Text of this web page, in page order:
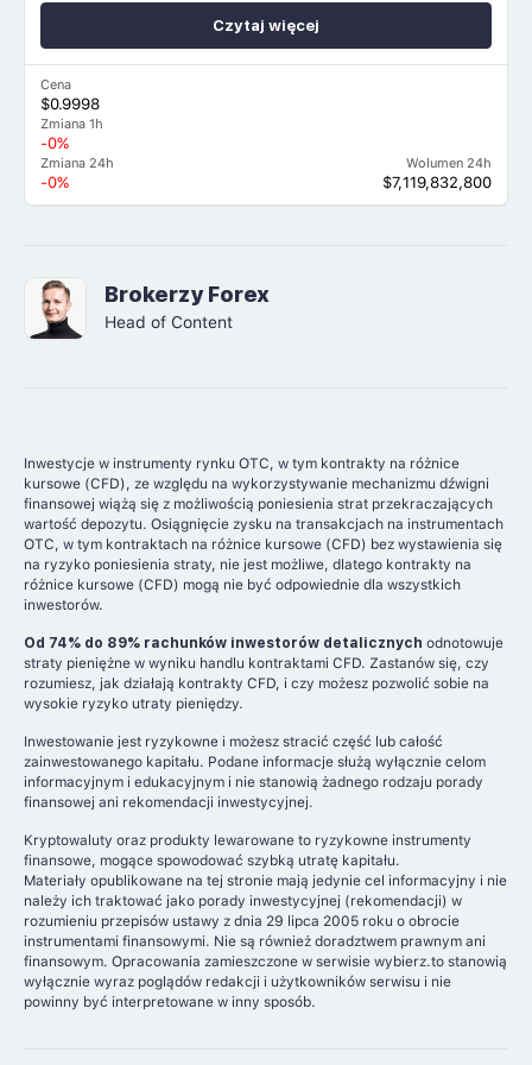
Cena
$0.9998
Zmiana 1h
-0%
Zmiana 24h
-0%
Wolumen 24h
$7,119,832,800
Czytaj więcej
Brokerzy Forex
Head of Content
Inwestycje w instrumenty rynku OTC, w tym kontrakty na różnice
kursowe (CFD), ze względu na wykorzystywanie mechanizmu dźwigni
finansowej wiążą się z możliwością poniesienia strat przekraczających
wartość depozytu. Osiągnięcie zysku na transakcjach na instrumentach
OTC, w tym kontraktach na różnice kursowe (CFD) bez wystawienia się
na ryzyko poniesienia straty, nie jest możliwe, dlatego kontrakty na
różnice kursowe (CFD) mogą nie być odpowiednie dla wszystkich
inwestorów.
Od 74% do 89% rachunków inwestorów detalicznych odnotowuje
straty pieniężne w wyniku handlu kontraktami CFD. Zastanów się, czy
rozumiesz, jak działają kontrakty CFD, i czy możesz pozwolić sobie na
wysokie ryzyko utraty pieniędzy.
Inwestowanie jest ryzykowne i możesz stracić część lub całość
zainwestowanego kapitału. Podane informacje służą wyłącznie celom
informacyjnym i edukacyjnym i nie stanowią żadnego rodzaju porady
finansowej ani rekomendacji inwestycyjnej.
Kryptowaluty oraz produkty lewarowane to ryzykowne instrumenty
finansowe, mogące spowodować szybką utratę kapitału.
Materiały opublikowane na tej stronie mają jedynie cel informacyjny i nie
należy ich traktować jako porady inwestycyjnej (rekomendacji) w
rozumieniu przepisów ustawy z dnia 29 lipca 2005 roku o obrocie
instrumentami finansowymi. Nie są również doradztwem prawnym ani
finansowym. Opracowania zamieszczone w serwisie wybierz.to stanowią
wyłącznie wyraz poglądów redakcji i użytkowników serwisu i nie
powinny być interpretowane w inny sposób.